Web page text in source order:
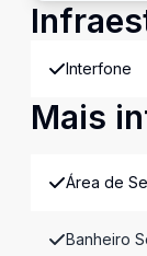
Interfone
Mais
Área de
Banheiro